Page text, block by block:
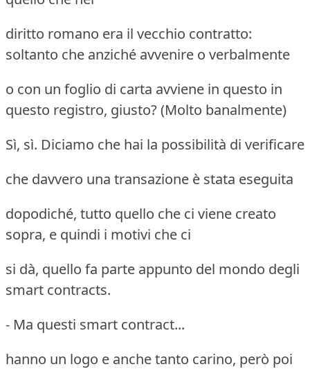
diritto romano era il vecchio contratto:
soltanto che anziché avvenire o verbalmente
o con un foglio di carta avviene in questo in
questo registro, giusto? (Molto banalmente)
Sì, sì. Diciamo che hai la possibilità di verificare
che davvero una transazione è stata eseguita
dopodiché, tutto quello che ci viene creato
sopra, e quindi i motivi che ci
si dà, quello fa parte appunto del mondo degli
smart contracts.
- Ma questi smart contract...
hanno un logo e anche tanto carino, però poi